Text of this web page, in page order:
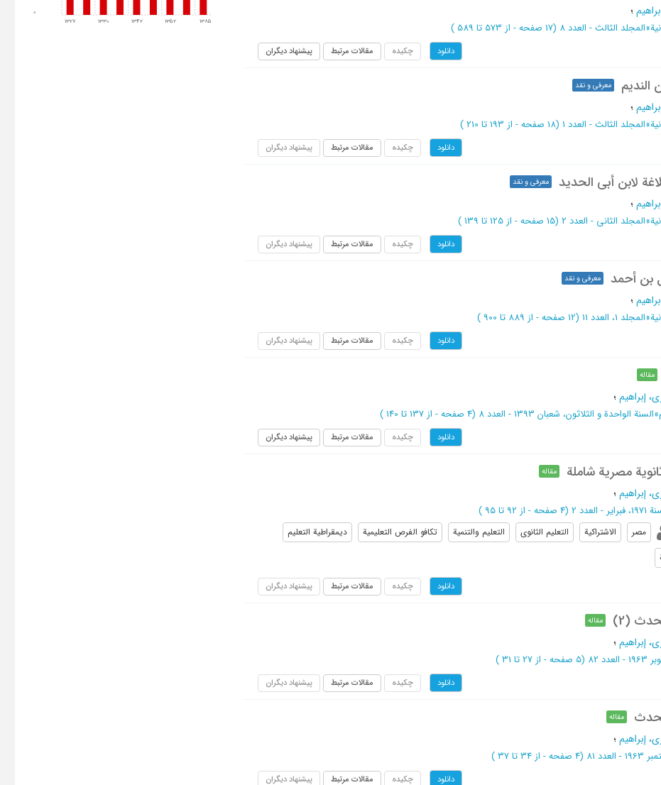
؛
»المجلد الثالث - العدد 8 (‎17 صفحه - از 573 تا 589 )
دانلود چکیده مقالات مرتبط پیشنهاد دیگران
الندیم معرفی و نقد
؛
»المجلد الثالث - العدد 1 (‎18 صفحه - از 193 تا 210 )
دانلود چکیده مقالات مرتبط پیشنهاد دیگران
لابن أبی الحدید معرفی و نقد
؛
»المجلد الثانی - العدد 2 (‎15 صفحه - از 125 تا 139 )
دانلود چکیده مقالات مرتبط پیشنهاد دیگران
بن أحمد معرفی و نقد
؛
»المجلد 1، العدد 11 (‎12 صفحه - از 889 تا 900 )
دانلود چکیده مقالات مرتبط پیشنهاد دیگران
مقاله
إبراهیم؛
»السنة الواحدة و الثلاثون، شعبان 1393 - العدد 8 (‎4 صفحه - از 137 تا 140 )
دانلود چکیده مقالات مرتبط پیشنهاد دیگران
مصرية شاملة مقاله
إبراهيم؛
- العدد 2 (‎4 صفحه - از 92 تا 95 )
مصر الاشتراکیة التعلیم الثانوی التعلیم والتنمیة تکافو الفرص التعلیمیة
دیمقراطیة التعلیم
دانلود چکیده مقالات مرتبط پیشنهاد دیگران
(2) مقاله
إبراهیم؛
82 (‎5 صفحه - از 27 تا 31 )
دانلود چکیده مقالات مرتبط پیشنهاد دیگران
مقاله
إبراهیم؛
- العدد 81 (‎4 صفحه - از 34 تا 37 )
دانلود چکیده مقالات مرتبط پیشنهاد دیگران
1327 1330 1342 1352 1385
0